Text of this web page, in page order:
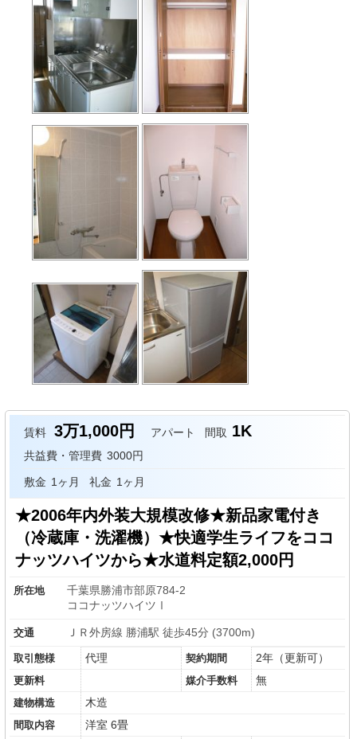
賃料 3万1,000円 アパート 間取 1K
共益費・管理費 3000円
敷金 1ヶ月 礼金 1ヶ月
★2006年内外装大規模改修★新品家電付き
（冷蔵庫・洗濯機）★快適学生ライフをココ
ナッツハイツから★水道料定額2,000円
所在地
千葉県勝浦市部原784-2
ココナッツハイツⅠ
交通 ＪＲ外房線 勝浦駅 徒歩45分 (3700m)
取引態様 代理 契約期間 2年（更新可）
更新料 媒介手数料 無
建物構造 木造
間取内容 洋室 6畳